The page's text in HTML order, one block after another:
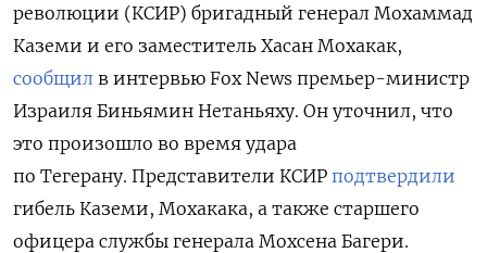
революции (КСИР) бригадный генерал Мохаммад
Каземи и его заместитель Хасан Мохакак,
сообщил в интервью Fox News премьер-министр
Израиля Биньямин Нетаньяху. Он уточнил, что
это произошло во время удара
по Тегерану. Представители КСИР подтвердили
гибель Каземи, Мохакака, а также старшего
офицера службы генерала Мохсена Багери.